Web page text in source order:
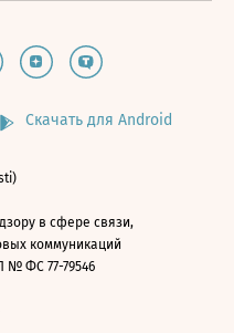
Скачать для Android
в сфере связи,
коммуникаций
№ ФС 77-79546